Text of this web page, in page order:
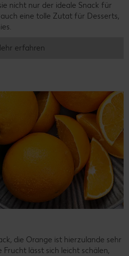
nicht nur der ideale Snack für
eine tolle Zutat für Desserts,
erfahren
die Orange ist hierzulande sehr
Frucht lässt sich leicht schälen,